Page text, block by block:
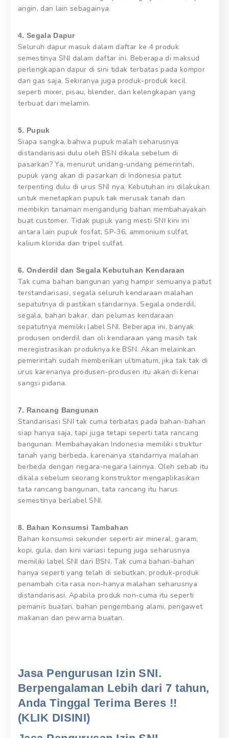
angin, dan lain sebagainya.
4. Segala Dapur
Seluruh dapur masuk dalam daftar ke 4 produk
semestinya SNI dalam daftar ini. Beberapa di maksud
perlengkapan dapur di sini tidak terbatas pada kompor
dan gas saja. Sekiranya juga produk-produk kecil
seperti mixer, pisau, blender, dan kelengkapan yang
terbuat dari melamin.
5. Pupuk
Siapa sangka, bahwa pupuk malah seharusnya
distandarisasi dulu oleh BSN dikala sebelum di
pasarkan? Ya, menurut undang-undang pemerintah,
pupuk yang akan di pasarkan di Indonesia patut
terpenting dulu di urus SNI nya. Kebutuhan ini dilakukan
untuk menetapkan pupuk tak merusak tanah dan
membikin tanaman mengandung bahan membahayakan
buat customer. Tidak pupuk yang mesti SNI kini ini
antara lain pupuk fosfat, SP-36, ammonium sulfat,
kalium klorida dan tripel sulfat.
6. Onderdil dan Segala Kebutuhan Kendaraan
Tak cuma bahan bangunan yang hampir semuanya patut
terstandarisasi, segala seluruh kendaraan malahan
sepatutnya di pastikan standarnya. Segala onderdil,
segala, bahan bakar, dan pelumas kendaraan
sepatutnya memiliki label SNI. Beberapa ini, banyak
produsen onderdil dan oli kendaraan yang masih tak
meregistrasikan produknya ke BSN. Akan melainkan
pemerintah sudah memberikan ultimatum, jika tak tak di
urus karenanya produsen-produsen itu akan di kenai
sangsi pidana.
7. Rancang Bangunan
Standarisasi SNI tak cuma terbatas pada bahan-bahan
siap hanya saja, tapi juga tetapi seperti tata rancang
bangunan. Membahayakan Indonesia memiliki struktur
tanah yang berbeda, karenanya standarnya malahan
berbeda dengan negara-negara lainnya. Oleh sebab itu
dikala sebelum seorang konstruktor mengaplikasikan
tata rancang bangunan, tata rancang itu harus
semestinya berlabel SNI.
8. Bahan Konsumsi Tambahan
Bahan konsumsi sekunder seperti air mineral, garam,
kopi, gula, dan kini variasi tepung juga seharusnya
memiliki label SNI dari BSN. Tak cuma bahan-bahan
hanya seperti yang telah di sebutkan, produk-produk
penambah cita rasa non-hanya malahan seharusnya
distandarisasi. Apabila produk non-cuma itu seperti
pemanis buatan, bahan pengembang alami, pengawet
makanan dan pewarna buatan.
Jasa Pengurusan Izin SNI.
Berpengalaman Lebih dari 7 tahun,
Anda Tinggal Terima Beres !!
(KLIK DISINI)